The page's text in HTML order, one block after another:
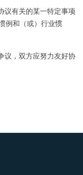
议有关的某一特定事项
例和（或）行业惯
议，双方应努力友好协